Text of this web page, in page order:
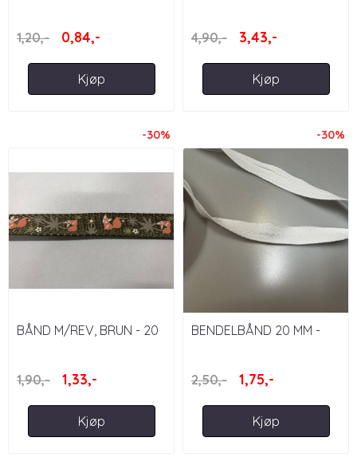
1,20,-
0,84,-
Kjøp
4,90,-
3,43,-
Kjøp
-30%
BÅND M/REV, BRUN - 20
1,90,-
1,33,-
Kjøp
-30%
BENDELBÅND 20 MM -
2,50,-
1,75,-
Kjøp